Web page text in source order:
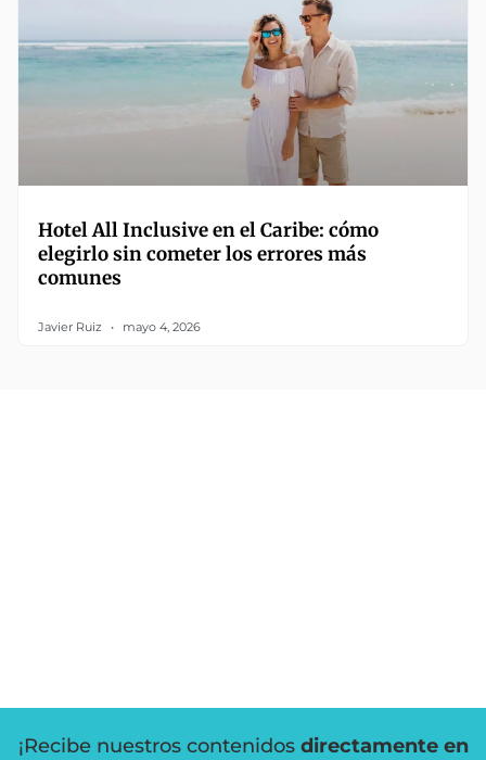
Hotel All Inclusive en el Caribe: cómo
elegirlo sin cometer los errores más
comunes
Javier Ruiz mayo 4, 2026
¡Recibe nuestros contenidos directamente en